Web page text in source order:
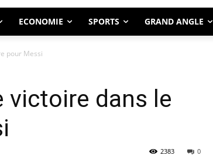
ECONOMIE SPORTS GRAND ANGLE
pour Messi
victoire dans le
0
2383